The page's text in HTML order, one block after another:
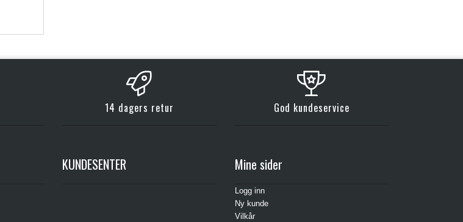
14 dagers retur God kundeservice
KUNDESENTER Mine sider
Logg inn
Ny kunde
Vilkår